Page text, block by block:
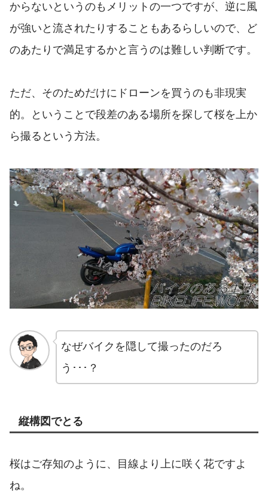
からないというのもメリットの一つですが、逆に風
が強いと流されたりすることもあるらしいので、ど
のあたりで満足するかと言うのは難しい判断です。
ただ、そのためだけにドローンを買うのも非現実
的。ということで段差のある場所を探して桜を上か
ら撮るという方法。
なぜバイクを隠して撮ったのだろ
う･･･？
縦構図でとる
桜はご存知のように、目線より上に咲く花ですよ
ね。